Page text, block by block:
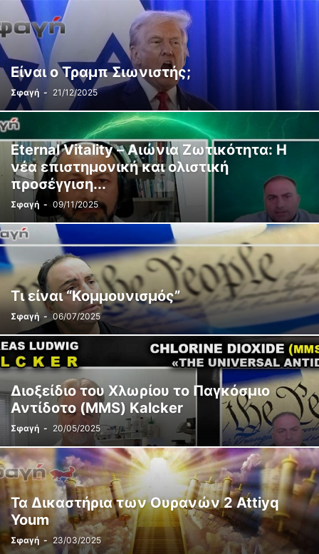
Είναι ο Τραμπ Σιωνιστής;
Σφαγή - 21/12/2025
Eternal Vitality – Αιώνια Ζωτικότητα: Η
νέα επιστημονική και ολιστική
προσέγγιση...
Σφαγή - 09/11/2025
Τι είναι “Κομμουνισμός”
Σφαγή - 06/07/2025
Διοξείδιο του Χλωρίου το Παγκόσμιο
Αντίδοτο (MMS) Kalcker
Σφαγή - 20/05/2025
Τα Δικαστήρια των Ουρανών 2 Attiyq
Youm
Σφαγή - 23/03/2025